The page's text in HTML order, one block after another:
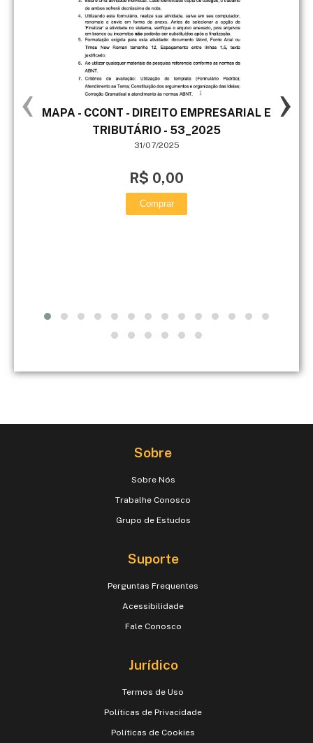
MAPA - CCONT - DIREITO EMPRESARIAL E
TRIBUTÁRIO - 53_2025
31/07/2025
R$ 0,00
Comprar
‹ ›
Sobre
Sobre Nós
Trabalhe Conosco
Grupo de Estudos
Suporte
Perguntas Frequentes
Acessibilidade
Fale Conosco
Jurídico
Termos de Uso
Políticas de Privacidade
Políticas de Cookies